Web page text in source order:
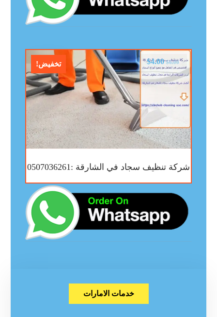
تخفيض!
شركة تنظيف سجاد في الشارقة :0507036261
$6.00
$4.00
خدمات الامارات